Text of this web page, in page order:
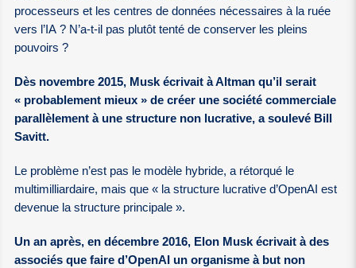
processeurs et les centres de données nécessaires à la ruée
vers l’IA ? N’a-t-il pas plutôt tenté de conserver les pleins
pouvoirs ?
Dès novembre 2015, Musk écrivait à Altman qu’il serait
« probablement mieux » de créer une société commerciale
parallèlement à une structure non lucrative, a soulevé Bill
Savitt.
Le problème n’est pas le modèle hybride, a rétorqué le
multimilliardaire, mais que « la structure lucrative d’OpenAI est
devenue la structure principale ».
Un an après, en décembre 2016, Elon Musk écrivait à des
associés que faire d’OpenAI un organisme à but non